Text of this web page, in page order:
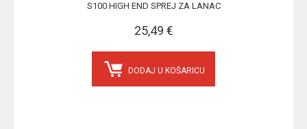
S100 HIGH END SPREJ ZA LANAC
25,49 €
DODAJ U KOŠARICU